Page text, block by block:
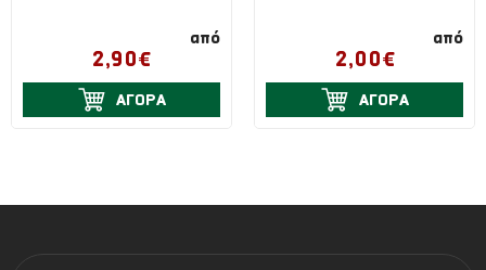
από
2,90€
ΑΓΟΡΑ
από
2,00€
ΑΓΟΡΑ